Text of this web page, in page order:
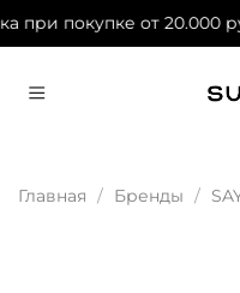
при покупке от 20.000
Главная Бренды